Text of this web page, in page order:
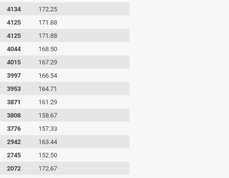
4134
172.25
4125
171.88
4125
171.88
4044
168.50
4015
167.29
3997
166.54
3953
164.71
3871
161.29
3808
158.67
3776
157.33
2942
163.44
2745
152.50
2072
172.67